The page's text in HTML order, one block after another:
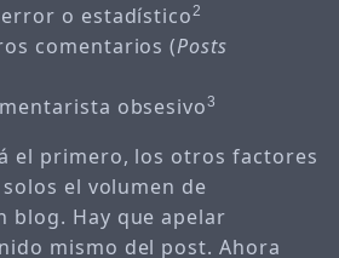
o estadístico2
comentarios (Posts
obsesivo3
el primero, los otros factores
el volumen de
blog. Hay que apelar
mismo del post. Ahora